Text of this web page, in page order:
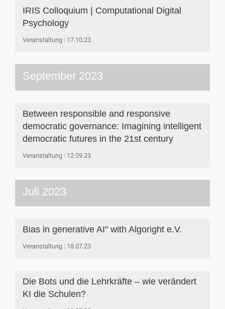
IRIS Colloquium | Computational Digital
Psychology
Veranstaltung 17.10.23
September 2023
Between responsible and responsive
democratic governance: Imagining intelligent
democratic futures in the 21st century
Veranstaltung 12.09.23
Juli 2023
Bias in generative AI" with Algoright e.V.
Veranstaltung 18.07.23
Die Bots und die Lehrkräfte – wie verändert
KI die Schulen?